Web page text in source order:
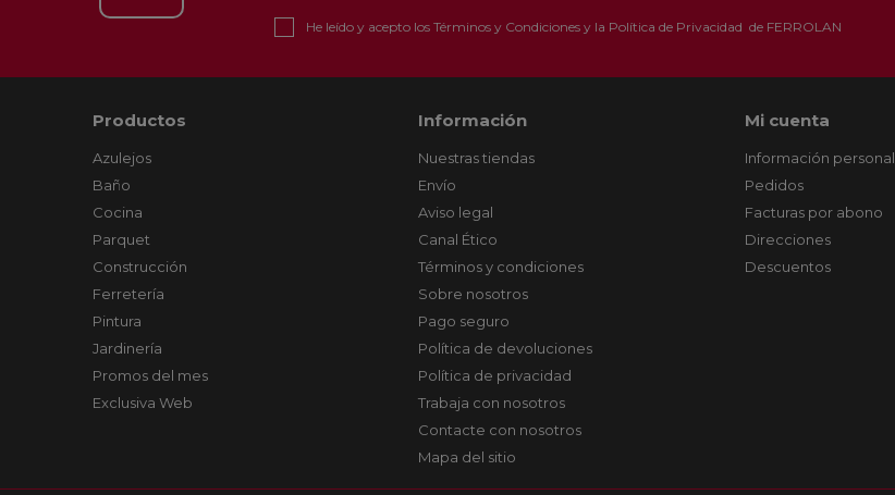
He leído y acepto los Términos y Condicionesy la Política de Privacidad de FERROLAN
Productos
Azulejos
Baño
Cocina
Parquet
Construcción
Ferretería
Pintura
Jardinería
Promos del mes
Exclusiva Web
Información
Nuestras tiendas
Envío
Aviso legal
Canal Ético
Términos y condiciones
Sobre nosotros
Pago seguro
Política de devoluciones
Política de privacidad
Trabaja con nosotros
Contacte con nosotros
Mapa del sitio
Mi cuenta
Información personal
Pedidos
Facturas por abono
Direcciones
Descuentos